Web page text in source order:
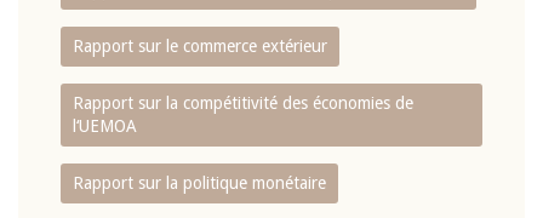
Rapport sur le commerce extérieur
Rapport sur la compétitivité des économies de
l‘UEMOA
Rapport sur la politique monétaire